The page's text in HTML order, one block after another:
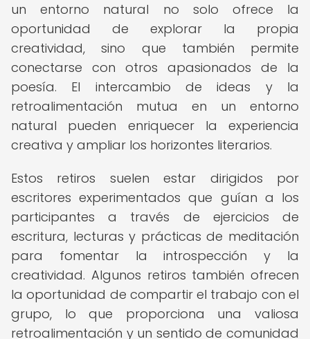
un entorno natural no solo ofrece la
oportunidad de explorar la propia
creatividad, sino que también permite
conectarse con otros apasionados de la
poesía. El intercambio de ideas y la
retroalimentación mutua en un entorno
natural pueden enriquecer la experiencia
creativa y ampliar los horizontes literarios.
Estos retiros suelen estar dirigidos por
escritores experimentados que guían a los
participantes a través de ejercicios de
escritura, lecturas y prácticas de meditación
para fomentar la introspección y la
creatividad. Algunos retiros también ofrecen
la oportunidad de compartir el trabajo con el
grupo, lo que proporciona una valiosa
retroalimentación y un sentido de comunidad